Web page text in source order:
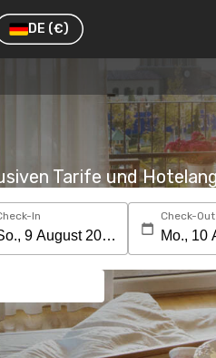
DE (€)
Tarife und
In Check-Out